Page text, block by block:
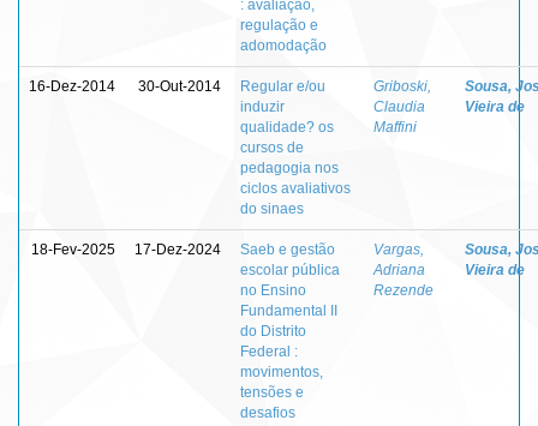
: avaliação,
regulação e
adomodação
16-Dez-2014 30-Out-2014
Regular e/ou
induzir
qualidade? os
cursos de
pedagogia nos
ciclos avaliativos
do sinaes
Griboski,
Claudia
Maffini
Sousa,
Vieira de
18-Fev-2025 17-Dez-2024
Saeb e gestão
escolar pública
no Ensino
Fundamental II
do Distrito
Federal :
movimentos,
tensões e
desafios
Vargas,
Adriana
Rezende
Sousa,
Vieira de